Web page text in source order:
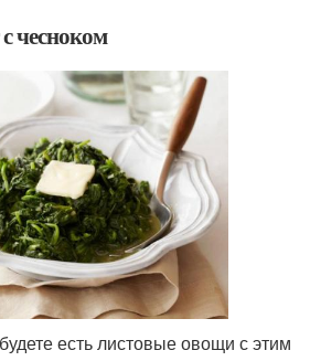
чесноком
есть листовые овощи с этим